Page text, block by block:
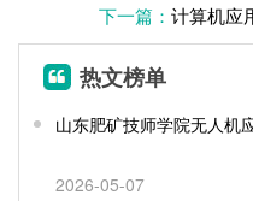
下一篇： 计算机应
热文榜单
山东肥矿技师学院无人机
2026-05-07